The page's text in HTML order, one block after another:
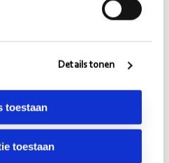
Details tonen
toestaan
toestaan
in/mathijskelder/